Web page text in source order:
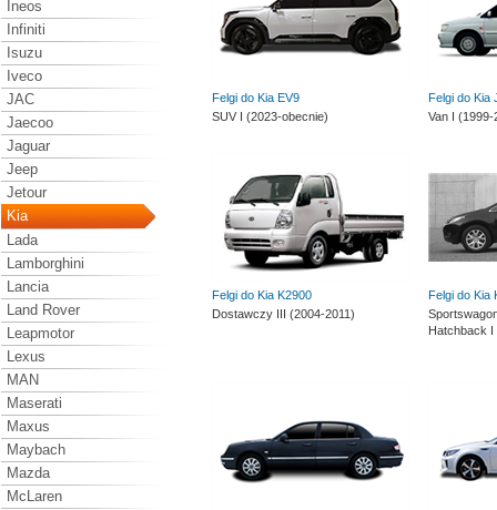
Ineos
Infiniti
Isuzu
Iveco
JAC
Jaecoo
Jaguar
Jeep
Jetour
Kia
Lada
Lamborghini
Lancia
Land Rover
Leapmotor
Lexus
MAN
Maserati
Maxus
Maybach
Mazda
McLaren
Felgi do Kia EV9
SUV I (2023-obecnie)
Felgi do Kia
Van I (1999-
Felgi do Kia K2900
Dostawczy III (2004-2011)
Felgi do Kia
Hatchback I